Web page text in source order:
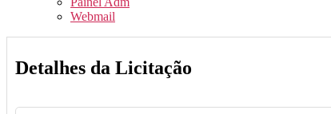
Webmail
Detalhes da Licitação